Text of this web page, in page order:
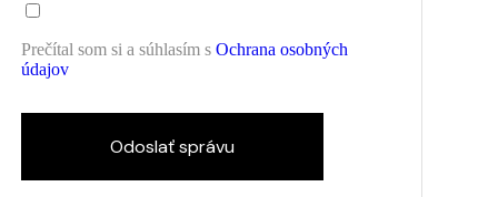
Prečítal som si a súhlasím s Ochrana osobných
údajov
Odoslať správu